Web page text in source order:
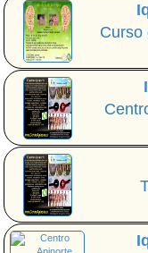
Curso